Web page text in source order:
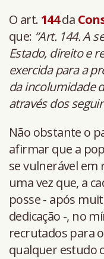
O art. 144da
que: “Art. 144. A
Estado, direito e
exercida para a
da incolumidade
através dos
Não obstante o
afirmar que a
se vulnerável em
uma vez que, a
posse - após
dedicação -, no
recrutados para
qualquer estudo